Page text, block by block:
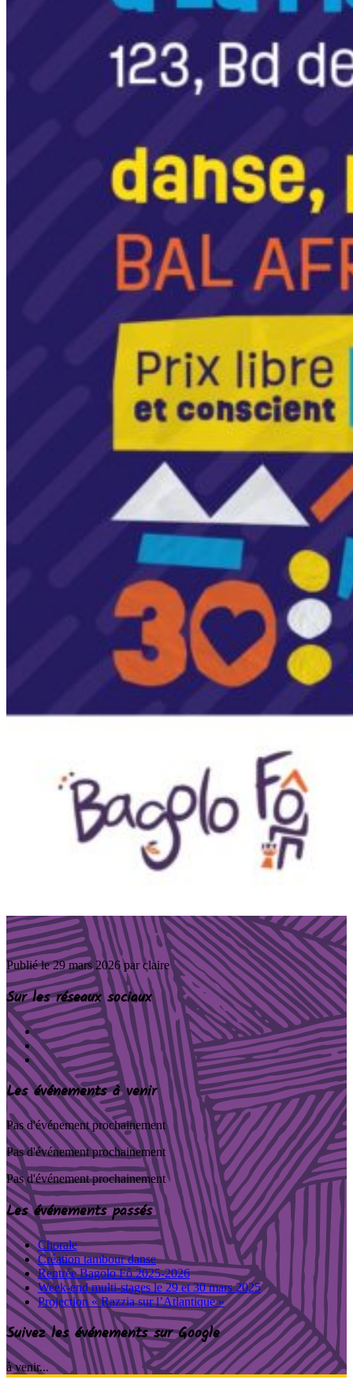
Publié le29 mars 2026par claire
Sur les réseaux sociaux
Les événements à venir
Pas d'événement prochainement
Pas d'événement prochainement
Pas d'événement prochainement
Les événements passés
Chorale
Création tambour danse
Rentrée Bagolo Fô 2025-2026
Week-end multi-stages le 29 et 30 mars 2025
Projection « Razzia sur l’Atlantique »
Suivez les événements sur Google
à venir...